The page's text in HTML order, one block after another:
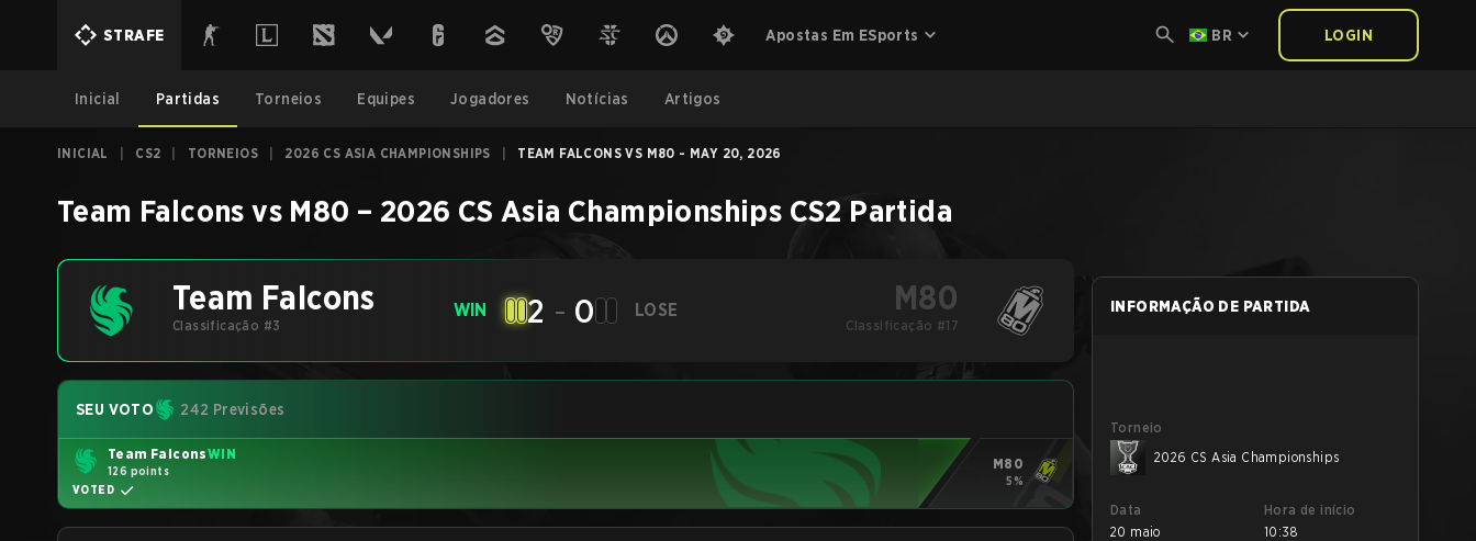
STRAFE Apostas Em ESports BR LOGIN
Inicial Partidas Torneios Equipes Jogadores Notícias Artigos
INICIAL CS2 TORNEIOS 2026 CS ASIA CHAMPIONSHIPS TEAM FALCONS VS M80 - MAY 20, 2026
Team Falcons vs M80 – 2026 CS Asia Championships CS2 Partida
Team Falcons
Classificação #3
WIN 2 - 0 LOSE M80
Classificação #17
SEU VOTO 242 Previsões
Team FalconsWIN
126 points
VOTED
M80
5%
INFORMAÇÃO DE PARTIDA
Torneio
2026 CS Asia Championships
Data
20 maio
Hora de início
10:38